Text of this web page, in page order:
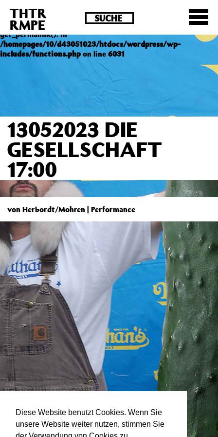
Diese Website benutzt Cookies. Wenn Sie
unsere Website weiter nutzen, stimmen Sie
Deprecated : Die Funktion post_permalink ist seit
Version 4.4.0 veraltet! Verwende stattdessen
get_permalink(). in
/homepages/10/d43051023/htdocs/wordpress/wp-
includes/functions.phpon line 6031
THTR
RMPE
13052023 DIE
GESELLSCHAFT
17:00
von Herbordt/Mohren | Performance